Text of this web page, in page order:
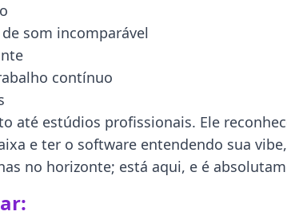
som incomparável
contínuo
estúdios profissionais. Ele
e ter o software entendendo sua
no horizonte; está aqui, e é